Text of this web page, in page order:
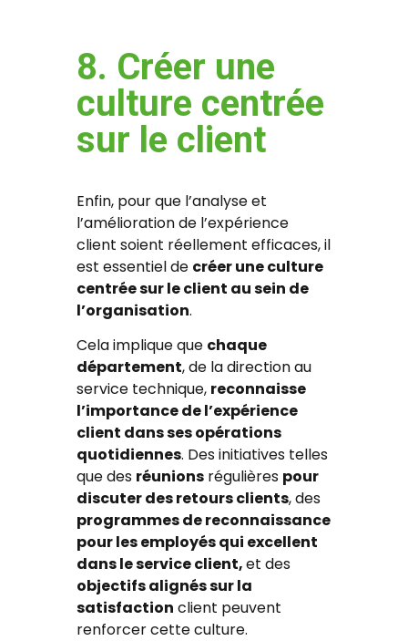
8. Créer une
culture centrée
sur le client
Enfin, pour que l’analyse et
l’amélioration de l’expérience
client soient réellement efficaces, il
est essentiel de créer une culture
centrée sur le client au sein de
l’organisation.
Cela implique que chaque
département, de la direction au
service technique, reconnaisse
l’importance de l’expérience
client dans ses opérations
quotidiennes. Des initiatives telles
que des réunions régulières pour
discuter des retours clients, des
programmes de reconnaissance
pour les employés qui excellent
dans le service client,et des
objectifs alignés sur la
satisfaction client peuvent
renforcer cette culture.